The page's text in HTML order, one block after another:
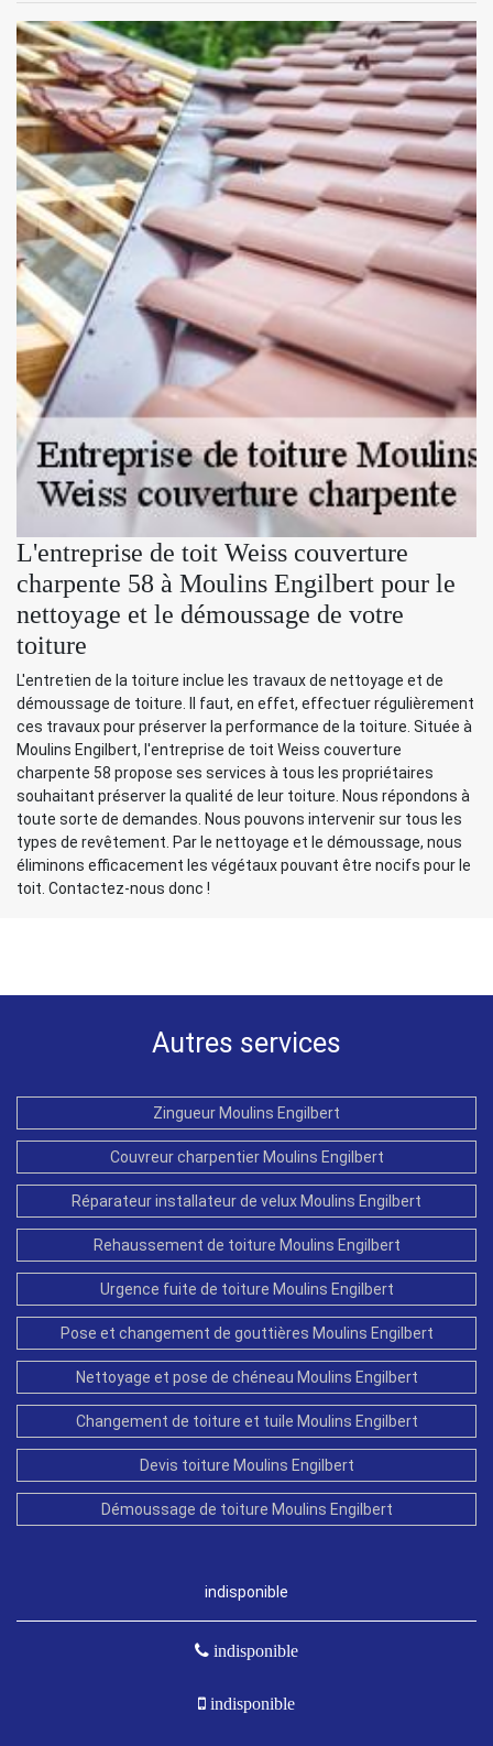
L'entreprise de toit Weiss couverture
charpente 58 à Moulins Engilbert pour le
nettoyage et le démoussage de votre
toiture
L'entretien de la toiture inclue les travaux de nettoyage et de
démoussage de toiture. Il faut, en effet, effectuer régulièrement
ces travaux pour préserver la performance de la toiture. Située à
Moulins Engilbert, l'entreprise de toit Weiss couverture
charpente 58 propose ses services à tous les propriétaires
souhaitant préserver la qualité de leur toiture. Nous répondons à
toute sorte de demandes. Nous pouvons intervenir sur tous les
types de revêtement. Par le nettoyage et le démoussage, nous
éliminons efficacement les végétaux pouvant être nocifs pour le
toit. Contactez-nous donc !
Autres services
Zingueur Moulins Engilbert
Couvreur charpentier Moulins Engilbert
Réparateur installateur de velux Moulins Engilbert
Rehaussement de toiture Moulins Engilbert
Urgence fuite de toiture Moulins Engilbert
Pose et changement de gouttières Moulins Engilbert
Nettoyage et pose de chéneau Moulins Engilbert
Changement de toiture et tuile Moulins Engilbert
Devis toiture Moulins Engilbert
Démoussage de toiture Moulins Engilbert
indisponible
indisponible
indisponible